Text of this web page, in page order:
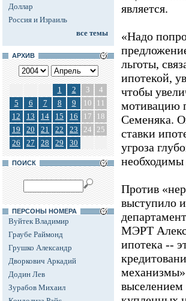
Доллар
Россия и Израиль
все темы
АРХИВ
1 2 3
4
5
6 7 8 9 10
11
12
13 14 15 16 17
18
19
20 21 22 23 24 25
26
27 28 29 30
ПОИСК
ПЕРСОНЫ НОМЕРА
Вуйтек Владимир
Граубе Раймонд
Грушко Александр
Дворкович Аркадий
Додин Лев
Зурабов Михаил
является.
«Надо
льготы,
ипотекой,
чтобы
мотивацию
Семеняка.
ставки
угроза
Против
выступило
МЭРТ
ипотека --